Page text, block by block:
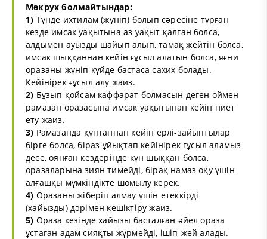
Мәкрух болмайтындар:
1) Түнде ихтилам (жүніп) болып сәресіне тұрған
кезде имсак уақытына аз уақыт қалған болса,
алдымен ауызды шайып алып, тамақ жейтін болса,
имсак шыққаннан кейін ғұсыл алатын болса, яғни
оразаны жүніп күйде бастаса сахих болады.
Кейінірек ғұсыл алу жаиз.
2) Бұзып қойсам каффарат болмасын деген оймен
рамазан оразасына имсак уақытынан кейін ниет
ету жаиз.
3) Рамазанда құптаннан кейін ерлі-зайыптылар
бірге болса, біраз ұйықтап кейінірек ғұсыл аламыз
десе, оянған кездерінде күн шыққан болса,
оразаларына зиян тимейді, бірақ намаз оқу үшін
алғашқы мүмкіндікте шомылу керек.
4) Оразаны жіберіп алмау үшін етеккірді
(хайызды) дәрімен кешіктіру жаиз.
5) Ораза кезінде хайызы басталған әйел ораза
ұстаған адам сияқты жүрмейді, ішіп-жей алады.